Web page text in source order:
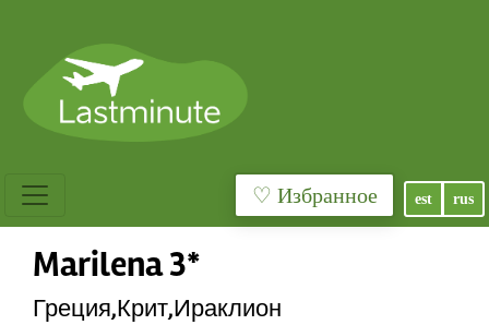
♡ Избранное est rus
Marilena 3*
Греция,Крит,Ираклион